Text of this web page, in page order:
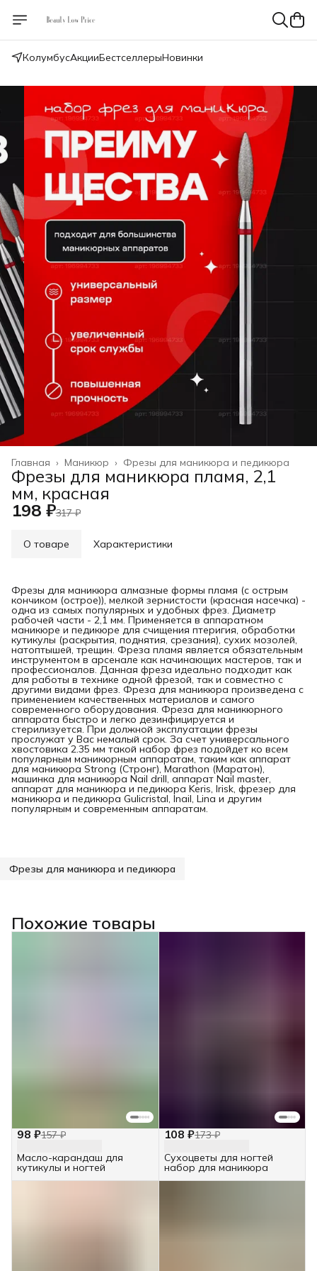
КолумбусАкцииБестселлерыНовинки
Фрезы для маникюра и педикюра
Маникюр ›
Главная ›
Фрезы для маникюра пламя, 2,1
мм, красная
198 ₽317 ₽
О товаре Характеристики
Фрезы для маникюра алмазные формы пламя (с острым
кончиком (острое)), мелкой зернистости (красная насечка) -
одна из самых популярных и удобных фрез. Диаметр
рабочей части - 2,1 мм. Применяется в аппаратном
маникюре и педикюре для счищения птеригия, обработки
кутикулы (раскрытия, поднятия, срезания), сухих мозолей,
натоптышей, трещин. Фреза пламя является обязательным
инструментом в арсенале как начинающих мастеров, так и
профессионалов. Данная фреза идеально подходит как
для работы в технике одной фрезой, так и совместно с
другими видами фрез. Фреза для маникюра произведена с
применением качественных материалов и самого
современного оборудования. Фреза для маникюрного
аппарата быстро и легко дезинфицируется и
стерилизуется. При должной эксплуатации фрезы
прослужат у Вас немалый срок. За счет универсального
хвостовика 2.35 мм такой набор фрез подойдет ко всем
популярным маникюрным аппаратам, таким как аппарат
для маникюра Strong (Cтронг), Marathon (Маратон),
машинка для маникюра Nail drill, аппарат Nail master,
аппарат для маникюра и педикюра Keris, Irisk, фрезер для
маникюра и педикюра Gulicristal, Inail, Lina и другим
популярным и современным аппаратам.
Фрезы для маникюра и педикюра
Похожие товары
98 ₽157 ₽
Масло-карандаш для
кутикулы и ногтей
108 ₽173 ₽
Сухоцветы для ногтей
набор для маникюра